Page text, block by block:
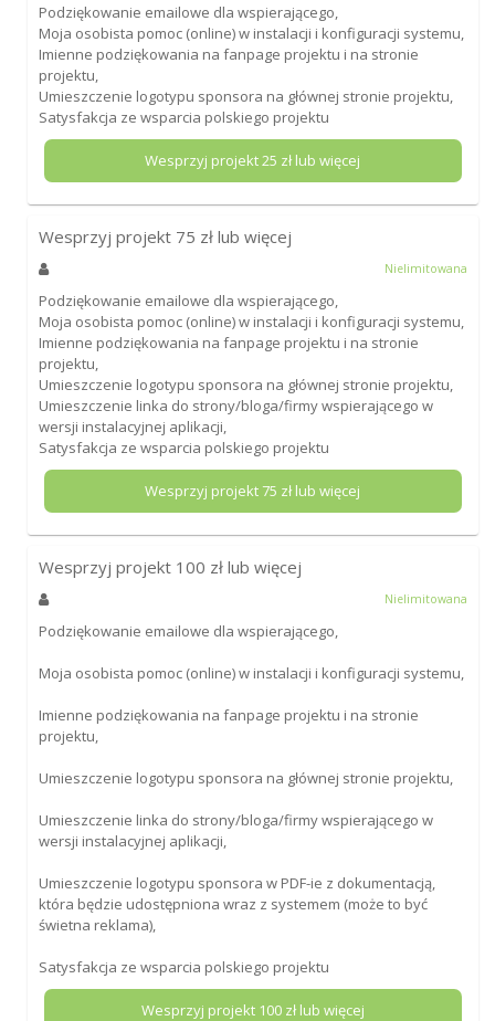
Podziękowanie emailowe dla wspierającego,
Moja osobista pomoc (online) w instalacji i konfiguracji systemu,
Imienne podziękowania na fanpage projektu i na stronie
projektu,
Umieszczenie logotypu sponsora na głównej stronie projektu,
Satysfakcja ze wsparcia polskiego projektu
Wesprzyj projekt25 zł lub więcej
Wesprzyj projekt 75 zł lub więcej
Nielimitowana
Podziękowanie emailowe dla wspierającego,
Moja osobista pomoc (online) w instalacji i konfiguracji systemu,
Imienne podziękowania na fanpage projektu i na stronie
projektu,
Umieszczenie logotypu sponsora na głównej stronie projektu,
Umieszczenie linka do strony/bloga/firmy wspierającego w
wersji instalacyjnej aplikacji,
Satysfakcja ze wsparcia polskiego projektu
Wesprzyj projekt75 zł lub więcej
Wesprzyj projekt 100 zł lub więcej
Nielimitowana
Podziękowanie emailowe dla wspierającego,
Moja osobista pomoc (online) w instalacji i konfiguracji systemu,
Imienne podziękowania na fanpage projektu i na stronie
projektu,
Umieszczenie logotypu sponsora na głównej stronie projektu,
Umieszczenie linka do strony/bloga/firmy wspierającego w
wersji instalacyjnej aplikacji,
Umieszczenie logotypu sponsora w PDF-ie z dokumentacją,
która będzie udostępniona wraz z systemem (może to być
świetna reklama),
Satysfakcja ze wsparcia polskiego projektu
Wesprzyj projekt 100zł lub więcej